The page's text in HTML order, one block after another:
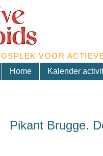
VOOR
Home
Kalender
Pikant Brugge.